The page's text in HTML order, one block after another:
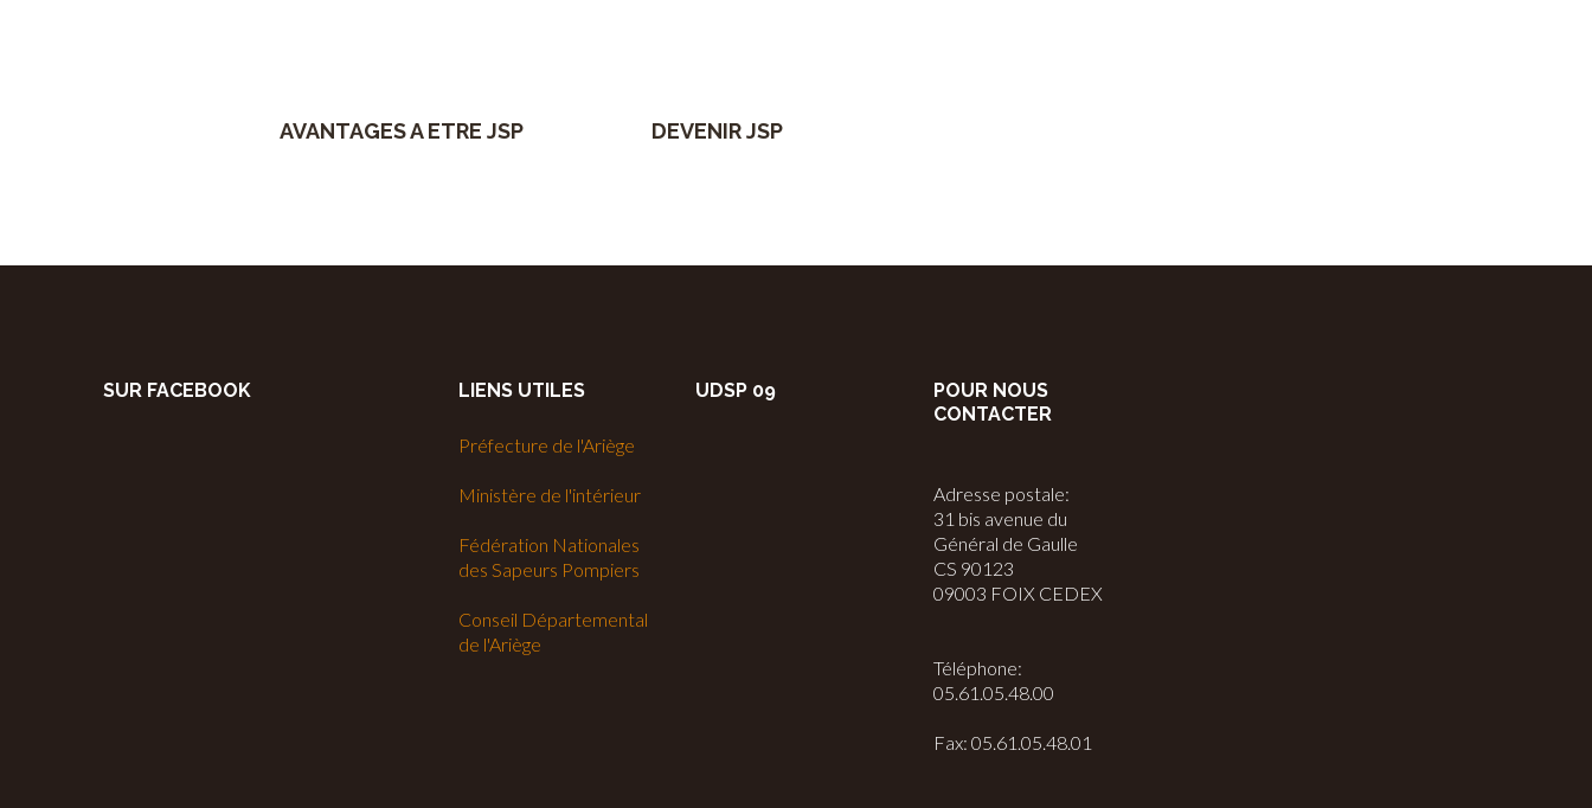
AVANTAGES A ETRE JSP DEVENIR JSP
SUR FACEBOOK LIENS UTILES
Préfecture de l'Ariège
Ministère de l'intérieur
Fédération Nationales
des Sapeurs Pompiers
Conseil Départemental
de l'Ariège
UDSP 09
POUR NOUS
CONTACTER
Adresse postale:
31 bis avenue du
Général de Gaulle
CS 90123
09003 FOIX CEDEX
Téléphone:
05.61.05.48.00
Fax: 05.61.05.48.01